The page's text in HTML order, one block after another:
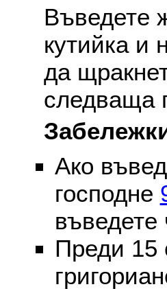
Въведете
кутийка и
да
следваща
Ако
господне
Преди 15